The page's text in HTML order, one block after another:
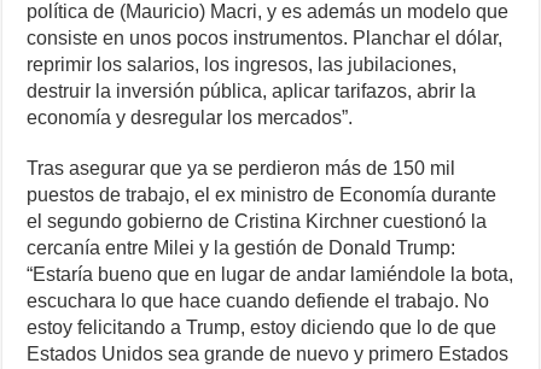
política de (Mauricio) Macri, y es además un modelo que
consiste en unos pocos instrumentos. Planchar el dólar,
reprimir los salarios, los ingresos, las jubilaciones,
destruir la inversión pública, aplicar tarifazos, abrir la
economía y desregular los mercados”.
Tras asegurar que ya se perdieron más de 150 mil
puestos de trabajo, el ex ministro de Economía durante
el segundo gobierno de Cristina Kirchner cuestionó la
cercanía entre Milei y la gestión de Donald Trump:
“Estaría bueno que en lugar de andar lamiéndole la bota,
escuchara lo que hace cuando defiende el trabajo. No
estoy felicitando a Trump, estoy diciendo que lo de que
Estados Unidos sea grande de nuevo y primero Estados